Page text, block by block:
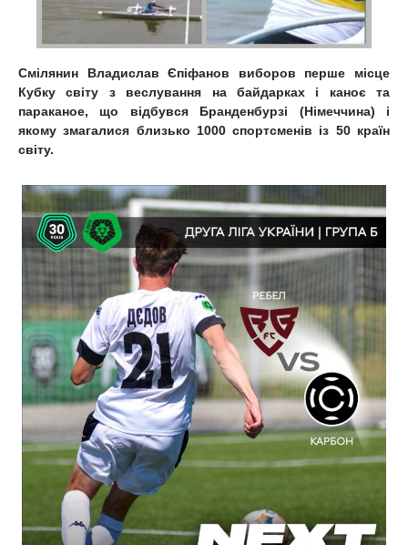
Смілянин Владислав Єпіфанов виборов перше місце
Кубку світу з веслування на байдарках і каноє та
параканое, що відбувся Бранденбурзі (Німеччина) і
якому змагалися близько 1000 спортсменів із 50 країн
світу.